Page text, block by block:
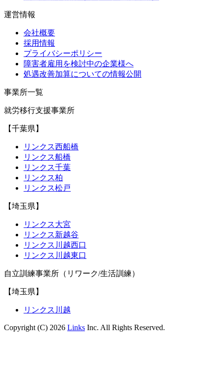
運営情報
会社概要
採用情報
プライバシーポリシー
障害者雇用を検討中の企業様へ
処遇改善加算についての情報公開
事業所一覧
就労移行支援事業所
【千葉県】
リンクス西船橋
リンクス船橋
リンクス千葉
リンクス柏
リンクス松戸
【埼玉県】
リンクス大宮
リンクス新越谷
リンクス川越西口
リンクス川越東口
自立訓練事業所（リワーク/生活訓練）
【埼玉県】
リンクス川越
Copyright (C) 2026 Links Inc. All Rights Reserved.